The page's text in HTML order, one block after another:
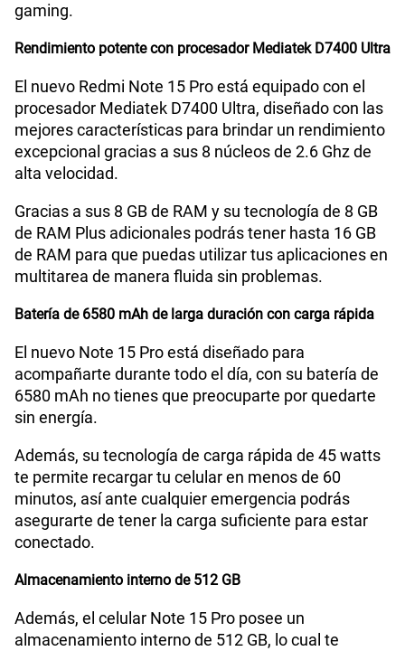
VoWiFi
Compatibilidad con eSIM
gaming.
Rendimiento potente con procesador Mediatek D7400 Ultra
El nuevo Redmi Note 15 Pro está equipado con el
procesador Mediatek D7400 Ultra, diseñado con las
mejores características para brindar un rendimiento
excepcional gracias a sus 8 núcleos de 2.6 Ghz de
alta velocidad.
Gracias a sus 8 GB de RAM y su tecnología de 8 GB
de RAM Plus adicionales podrás tener hasta 16 GB
de RAM para que puedas utilizar tus aplicaciones en
multitarea de manera fluida sin problemas.
Batería de 6580 mAh de larga duración con carga rápida
El nuevo Note 15 Pro está diseñado para
acompañarte durante todo el día, con su batería de
6580 mAh no tienes que preocuparte por quedarte
sin energía.
Además, su tecnología de carga rápida de 45 watts
te permite recargar tu celular en menos de 60
minutos, así ante cualquier emergencia podrás
asegurarte de tener la carga suficiente para estar
conectado.
Almacenamiento interno de 512 GB
Además, el celular Note 15 Pro posee un
almacenamiento interno de 512 GB, lo cual te